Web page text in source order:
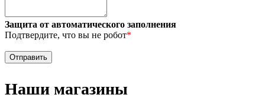
Защита от автоматического заполнения
Подтвердите, что вы не робот*
Наши магазины